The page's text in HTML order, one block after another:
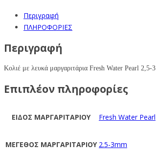
Περιγραφή
ΠΛΗΡΟΦΟΡΙΕΣ
Περιγραφή
Kολιέ με λευκά μαργαριτάρια Fresh Water Pearl 2,5-3
Επιπλέον πληροφορίες
ΕΙΔΟΣ ΜΑΡΓΑΡΙΤΑΡΙΟΥ Fresh Water Pearl
ΜΕΓΕΘΟΣ ΜΑΡΓΑΡΙΤΑΡΙΟΥ 2.5-3mm